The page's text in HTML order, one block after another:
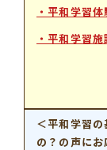
・平和学習
・平和学習
＜平和学習
の？の声にお